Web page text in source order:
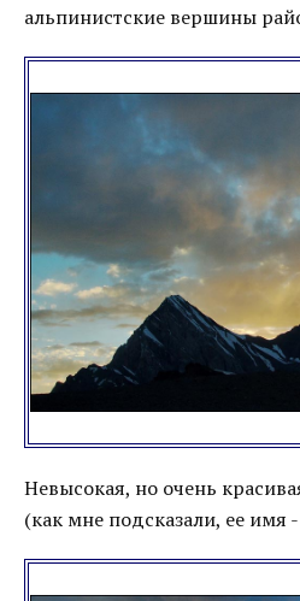
альпинистские вершины
Невысокая, но очень
(как мне подсказали, ее имя